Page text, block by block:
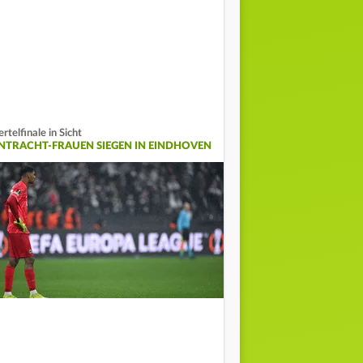
in Sicht
FRAUEN SIEGEN IN EINDHOVEN